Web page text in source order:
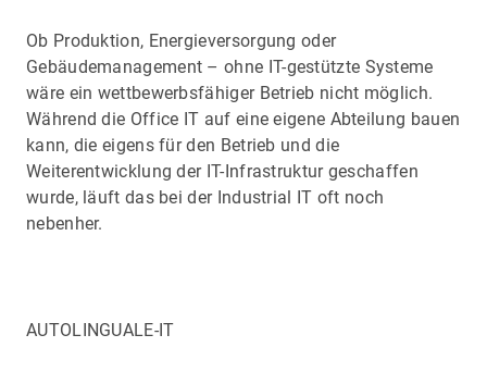
Ob Produktion, Energieversorgung oder
Gebäudemanagement – ohne IT-gestützte Systeme
wäre ein wettbewerbsfähiger Betrieb nicht möglich.
Während die Office IT auf eine eigene Abteilung bauen
kann, die eigens für den Betrieb und die
Weiterentwicklung der IT-Infrastruktur geschaffen
wurde, läuft das bei der Industrial IT oft noch
nebenher.
AUTOLINGUALE-IT